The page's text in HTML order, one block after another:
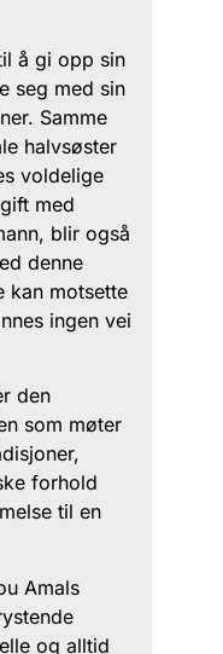
å gi opp sin
seg med sin
Samme
halvsøster
voldelige
med
blir også
denne
kan motsette
ingen vei
den
som møter
forhold
til en
Amals
og alltid